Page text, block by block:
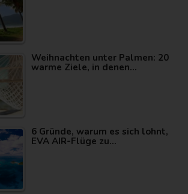
Weihnachten unter Palmen: 20
warme Ziele, in denen…
6 Gründe, warum es sich lohnt,
EVA AIR-Flüge zu…